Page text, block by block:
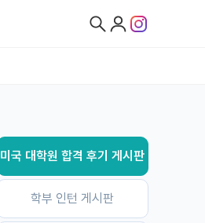
미국 대학원 합격 후기 게시판
학부 인턴 게시판